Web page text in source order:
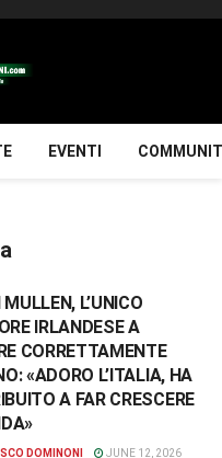
EVENTI
L’UNICO
IRLANDESE A
CORRETTAMENTE
«ADORO L’ITALIA, HA
A FAR CRESCERE
DOMINONI JUNE 12, 2026